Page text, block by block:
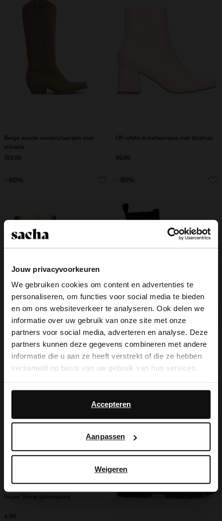
Jouw privacyvoorkeuren
We gebruiken cookies om content en advertenties te
personaliseren, om functies voor social media te bieden
en om ons websiteverkeer te analyseren. Ook delen we
informatie over uw gebruik van onze site met onze
partners voor social media, adverteren en analyse. Deze
partners kunnen deze gegevens combineren met andere
informatie die u aan ze heeft verstrekt of die ze hebben
verzameld op basis van uw gebruik van hun services.
Daarnaast werken wij samen met Google voor
advertentie- en meetdoeleinden. Meer informatie over
hoe Google uw persoonsgegevens gebruikt, vindt u op
Accepteren
Aanpassen
Weigeren
Beige suède cowboylaarzen met
stiksels
189.99
Off white enkellaarsjes met blokhak
99.99
Gouden enkellaarsjes met blokhak
90.00
36.00
- 60%
Zwarte leren chelsea enkellaarsjes
130.00
65.00
- 50%
Super Shine glansspons
4.99
×
View this website in English?
It looks like your language isn't Dutch. Would
you like to switch to English?
English
No, stay in Dutch